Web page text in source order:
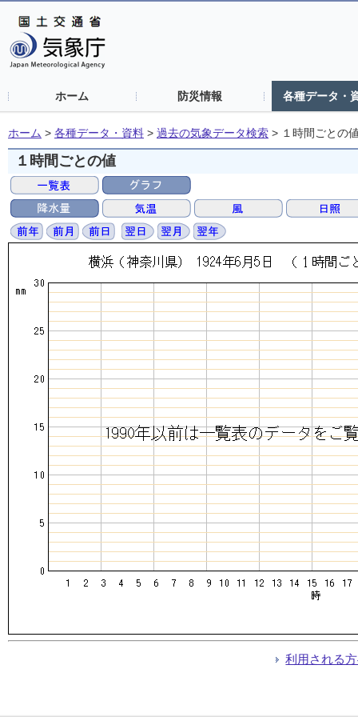
ホーム 防災情報 各種データ・
ホーム > 各種データ・資料 > 過去の気象データ検索 > １時間ごとの
１時間ごとの値
利用される